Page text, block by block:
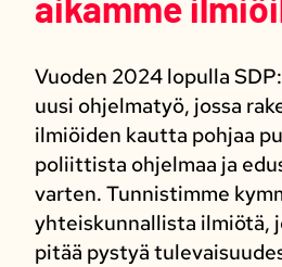
Vuoden 2024 lopulla
uusi ohjelmatyö, jossa
ilmiöiden kautta pohjaa
poliittista ohjelmaa ja
varten. Tunnistimme
yhteiskunnallista ilmiötä,
pitää pystyä